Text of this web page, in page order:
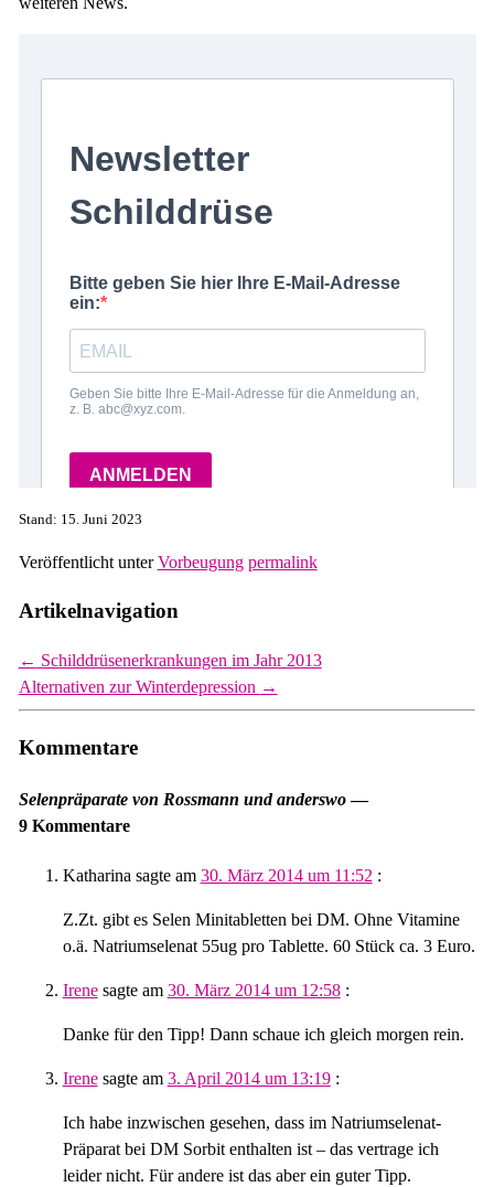
Stand: 15. Juni 2023
Veröffentlicht unter Vorbeugung permalink
Artikelnavigation
← Schilddrüsenerkrankungen im Jahr 2013
Alternativen zur Winterdepression →
Kommentare
Selenpräparate von Rossmann und anderswo—
9 Kommentare
Katharina sagte am 30. März 2014 um 11:52 :
Z.Zt. gibt es Selen Minitabletten bei DM. Ohne Vitamine
o.ä. Natriumselenat 55ug pro Tablette. 60 Stück ca. 3 Euro.
Irenesagte am 30. März 2014 um 12:58 :
Danke für den Tipp! Dann schaue ich gleich morgen rein.
Irenesagte am 3. April 2014 um 13:19 :
Ich habe inzwischen gesehen, dass im Natriumselenat-
Präparat bei DM Sorbit enthalten ist – das vertrage ich
leider nicht. Für andere ist das aber ein guter Tipp.